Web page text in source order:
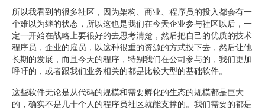
所以我看到的很多社区，因为架构、商业、程序员的投入都会有一
个难以为继的状态，所以这也是我们在今天企业参与社区以后，一
定一开始在战略上要很好的去思考清楚，然后把自己的优质的技术
程序员，企业的雇员，以这种很重的资源的方式投下去，然后让他
长期的发展，而且今天的程序，特别我们在公司参与的，我们更加
呼吁的，或者跟我们业务相关的都是比较大型的基础软件。
这些软件无论是从代码的规模和需要孵化的生态的规模都是巨大
的，确实不是几十个人的程序员社区就能支撑的。我们需要的都是